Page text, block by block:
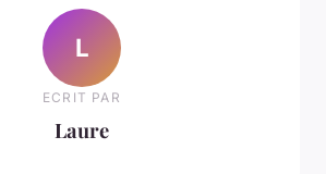
L
ECRIT PAR
Laure